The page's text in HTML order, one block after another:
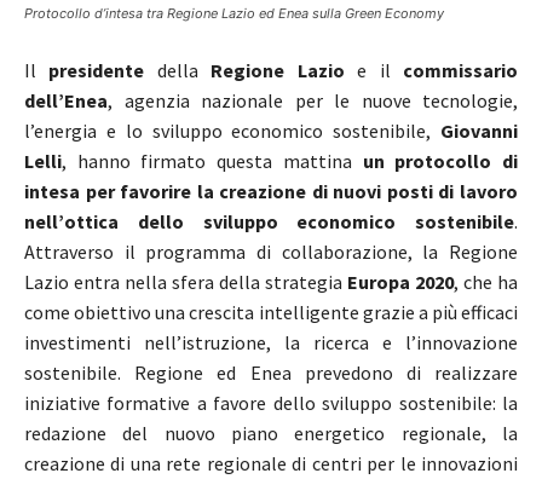
Protocollo d’intesa tra Regione Lazio ed Enea sulla Green Economy
Il presidente della Regione Lazio e il commissario
dell’Enea, agenzia nazionale per le nuove tecnologie,
l’energia e lo sviluppo economico sostenibile, Giovanni
Lelli, hanno firmato questa mattina un protocollo di
intesa per favorire la creazione di nuovi posti di lavoro
nell’ottica dello sviluppo economico sostenibile.
Attraverso il programma di collaborazione, la Regione
Lazio entra nella sfera della strategia Europa 2020, che ha
come obiettivo una crescita intelligente grazie a più efficaci
investimenti nell’istruzione, la ricerca e l’innovazione
sostenibile. Regione ed Enea prevedono di realizzare
iniziative formative a favore dello sviluppo sostenibile: la
redazione del nuovo piano energetico regionale, la
creazione di una rete regionale di centri per le innovazioni